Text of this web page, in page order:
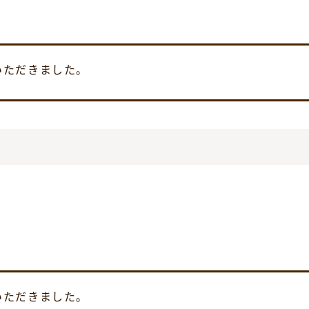
だきました。
だきました。